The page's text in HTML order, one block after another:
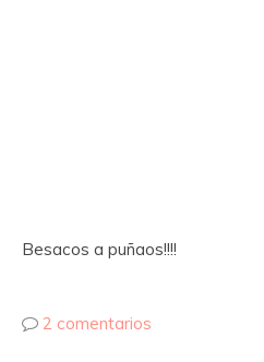
Besacos a puñaos!!!!
2 comentarios